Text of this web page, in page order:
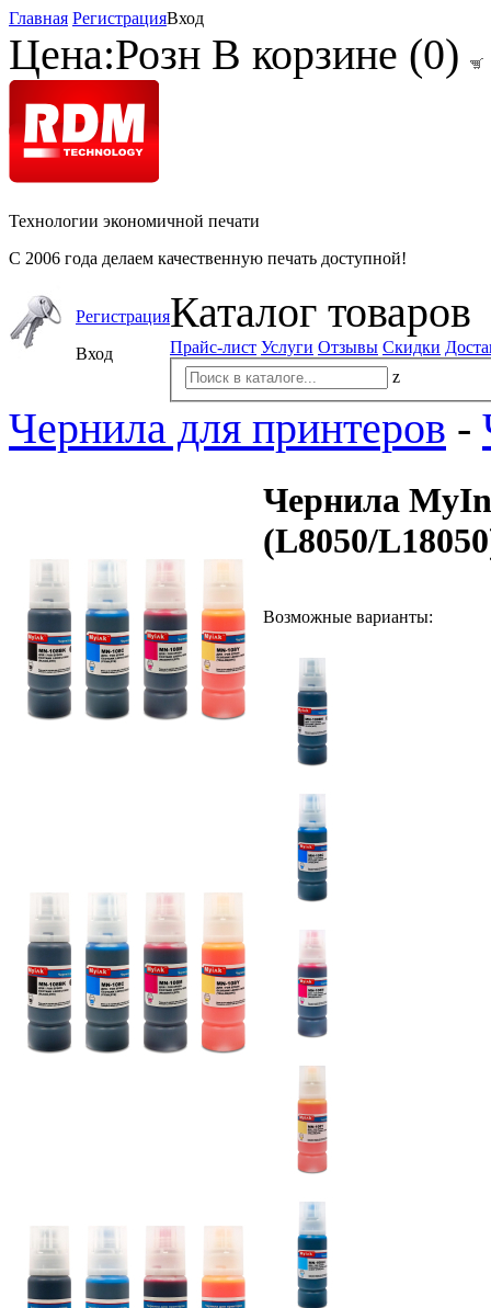
Главная РегистрацияВход
Цена:Розн В корзине (0)
Технологии экономичной печати
С 2006 года делаем качественную печать доступной!
Регистрация
Вход
Каталог товаров
Прайс-лист Услуги Отзывы Скидки
z
Чернила для принтеров -
Чернила
(L8050/
Возможные варианты: